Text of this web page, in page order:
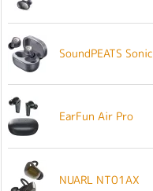
SoundPEATS Sonic
EarFun Air Pro
NUARL NT01AX